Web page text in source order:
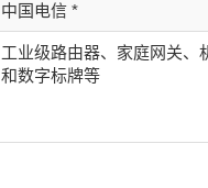
中国电信 *
工业级路由器、家庭网关、
和数字标牌等